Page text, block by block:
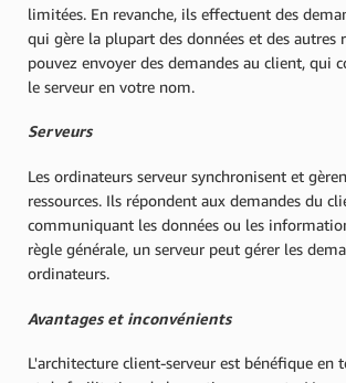
limitées. En revanche, ils effectuent des
qui gère la plupart des données et des autres
pouvez envoyer des demandes au client, qui
le serveur en votre nom.
Serveurs
Les ordinateurs serveur synchronisent et
ressources. Ils répondent aux demandes du
communiquant les données ou les
règle générale, un serveur peut gérer les
ordinateurs.
Avantages et inconvénients
L'architecture client-serveur est bénéfique en